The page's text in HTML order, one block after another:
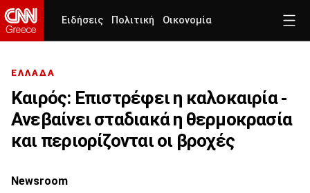
Ειδήσεις Πολιτική Οικονομία
ΕΛΛΑΔΑ
Καιρός: Επιστρέφει η καλοκαιρία -
Ανεβαίνει σταδιακά η θερμοκρασία
και περιορίζονται οι βροχές
Newsroom